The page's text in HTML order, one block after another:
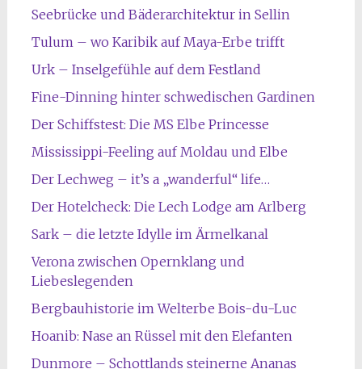
Seebrücke und Bäderarchitektur in Sellin
Tulum – wo Karibik auf Maya-Erbe trifft
Urk – Inselgefühle auf dem Festland
Fine-Dinning hinter schwedischen Gardinen
Der Schiffstest: Die MS Elbe Princesse
Mississippi-Feeling auf Moldau und Elbe
Der Lechweg – it’s a „wanderful“ life…
Der Hotelcheck: Die Lech Lodge am Arlberg
Sark – die letzte Idylle im Ärmelkanal
Verona zwischen Opernklang und
Liebeslegenden
Bergbauhistorie im Welterbe Bois-du-Luc
Hoanib: Nase an Rüssel mit den Elefanten
Dunmore – Schottlands steinerne Ananas